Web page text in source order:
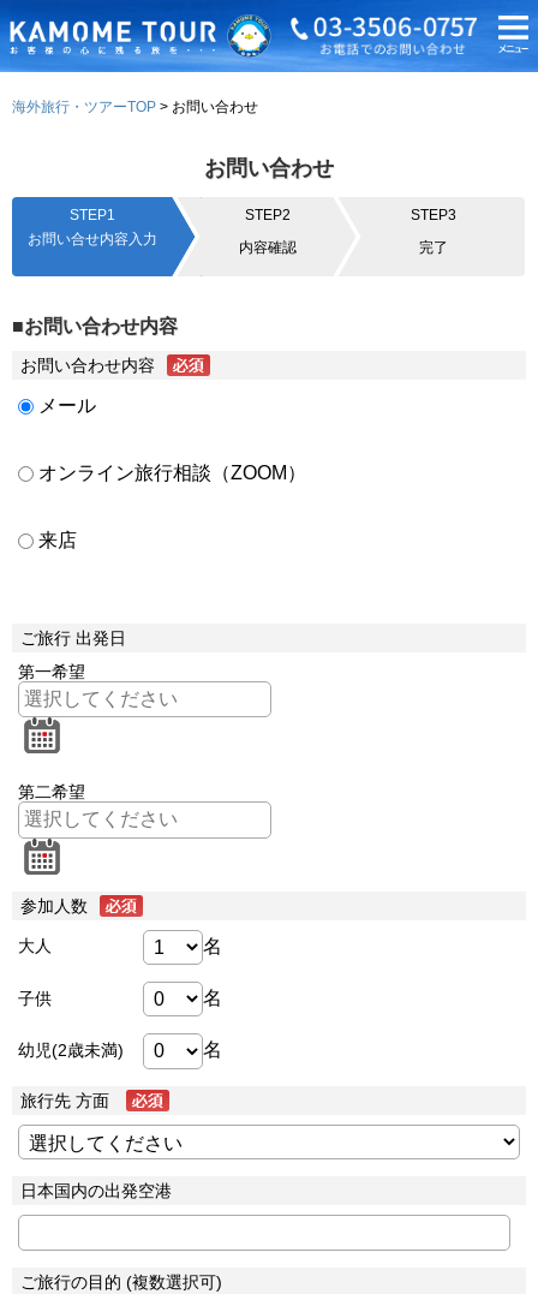
海外旅行・ツアーTOP お問い合わせ
お問い合わせ
STEP1
お問い合せ内容入力
STEP2
内容確認
STEP3
完了
■お問い合わせ内容
お問い合わせ内容
メール
オンライン旅行相談（ZOOM）
来店
ご旅行 出発日
第一希望
第二希望
参加人数
大人 名
子供 名
幼児(2歳未満) 名
旅行先 方面
日本国内の出発空港
ご旅行の目的 (複数選択可)